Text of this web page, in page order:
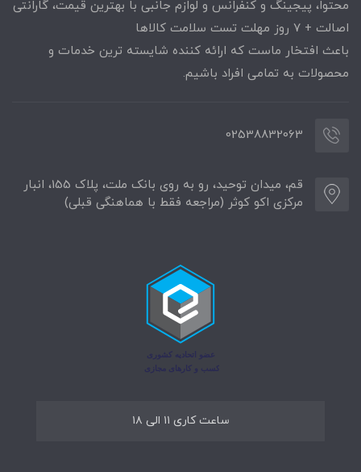
محتوا، پیجینگ و کنفرانس و لوازم جانبی با بهترین قیمت، گارانتی
اصالت + ۷ روز مهلت تست سلامت کالاها
باعث افتخار ماست که ارائه کننده شایسته ترین خدمات و
محصولات به تمامی افراد باشیم.
02538832063
قم، میدان توحید، رو به روی بانک ملت، پلاک 155، انبار
مرکزی اکو کوثر (مراجعه فقط با هماهنگی قبلی)
ساعت کاری ۱۱ الی ۱۸